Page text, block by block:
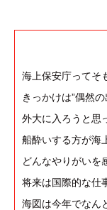
海上保安庁ってそ
きっかけは”偶然の
外大に入ろうと思
船酔いする方が海
どんなやりがいを
将来は国際的な仕
海図は今年でなん